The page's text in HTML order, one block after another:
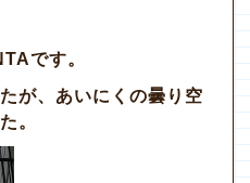
です。
が、あいにくの曇り空
。